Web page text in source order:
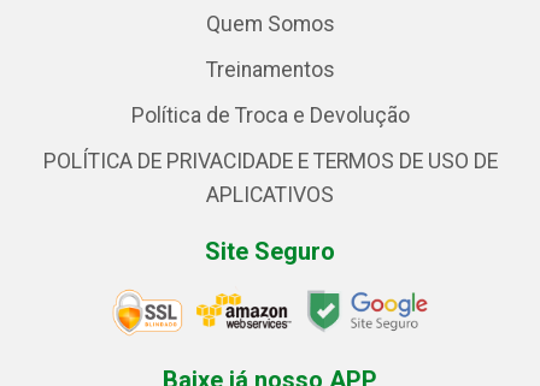
Quem Somos
Treinamentos
Política de Troca e Devolução
POLÍTICA DE PRIVACIDADE E TERMOS DE USO DE
APLICATIVOS
Site Seguro